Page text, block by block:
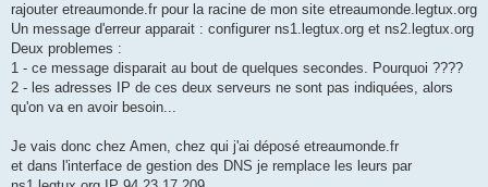
rajouter etreaumonde.fr pour la racine de mon site etreaumonde.legtux.org
Un message d'erreur apparait : configurer ns1.legtux.org et ns2.legtux.org
Deux problemes :
1 - ce message disparait au bout de quelques secondes. Pourquoi ????
2 - les adresses IP de ces deux serveurs ne sont pas indiquées, alors
qu'on va en avoir besoin...
Je vais donc chez Amen, chez qui j'ai déposé etreaumonde.fr
et dans l'interface de gestion des DNS je remplace les leurs par